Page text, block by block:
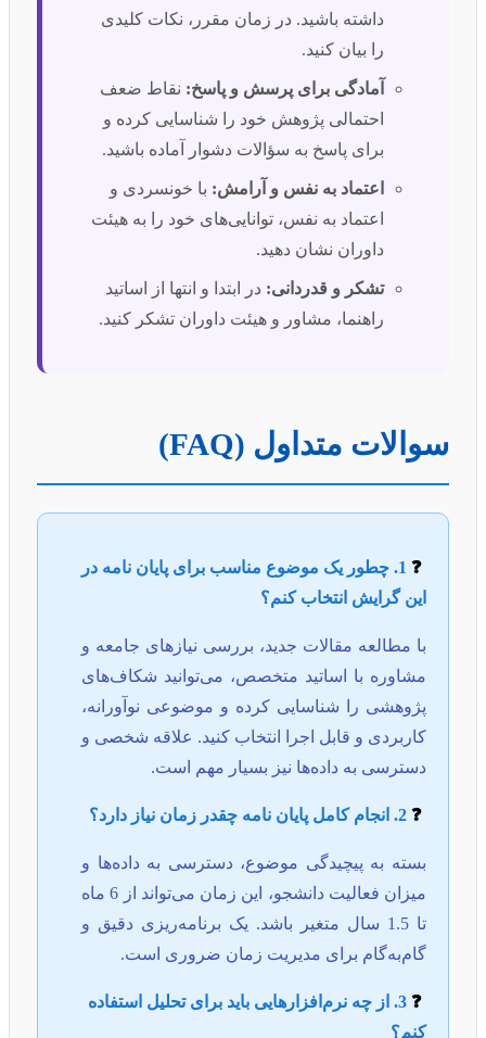
داشته باشید. در زمان مقرر، نکات کلیدی
را بیان کنید.
آمادگی برای پرسش و پاسخ: نقاط ضعف
احتمالی پژوهش خود را شناسایی کرده و
برای پاسخ به سؤالات دشوار آماده باشید.
اعتماد به نفس و آرامش: با خونسردی و
اعتماد به نفس، توانایی‌های خود را به هیئت
داوران نشان دهید.
تشکر و قدردانی: در ابتدا و انتها از اساتید
راهنما، مشاور و هیئت داوران تشکر کنید.
سوالات متداول (FAQ)
❓
1. چطور یک موضوع مناسب برای پایان نامه در
این گرایش انتخاب کنم؟
با مطالعه مقالات جدید، بررسی نیازهای جامعه و
مشاوره با اساتید متخصص، می‌توانید شکاف‌های
پژوهشی را شناسایی کرده و موضوعی نوآورانه،
کاربردی و قابل اجرا انتخاب کنید. علاقه شخصی و
دسترسی به داده‌ها نیز بسیار مهم است.
❓
بسته به پیچیدگی موضوع، دسترسی به داده‌ها و
میزان فعالیت دانشجو، این زمان می‌تواند از 6 ماه
تا 1.5 سال متغیر باشد. یک برنامه‌ریزی دقیق و
گام‌به‌گام برای مدیریت زمان ضروری است.
❓
3. از چه نرم‌افزارهایی باید برای تحلیل استفاده
کنم؟